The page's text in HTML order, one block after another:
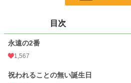
※ざまぁ要素は皆無です。旦那様最低、と思
自己満全開の作品で個人の趣味を詰め込んで
す。苦手な方はそっとお戻りください。
批判・中傷等、作者の執筆意欲削られそうな
ます…
目次
永遠の2番
1,567
祝われることの無い誕生日